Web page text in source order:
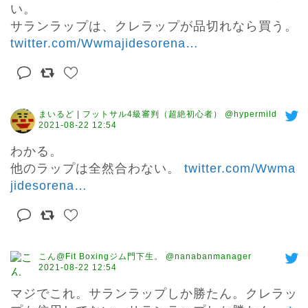
い。
twitter.com/Wwmajidesorena…
まいるど | フットサル4級審判（超絶初心者） @hypermild
2021-08-22 12:54
わかる。
他のラップは全然合わない。 twitter.com/Wwma
jidesorena…
こん@Fit Boxingジム門下生。 @nanabanmanager
2021-08-22 12:54
マジでこれ。サランラップしか勝たん。クレラッ